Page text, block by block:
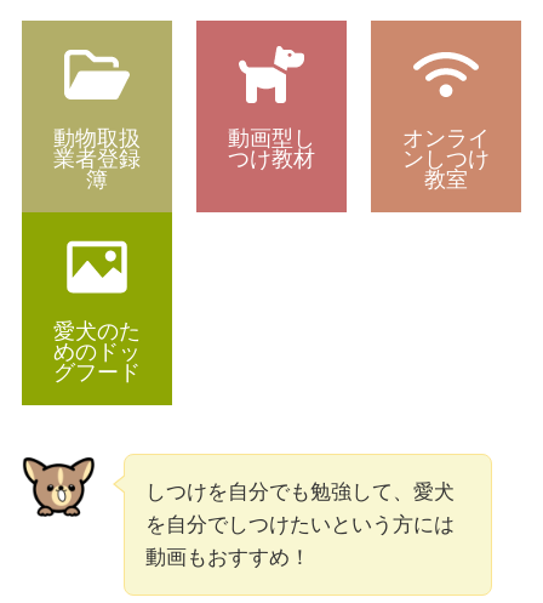
動物取扱
業者登録
簿
動画型し
つけ教材
オンライ
ンしつけ
教室
愛犬のた
めのドッ
グフード
しつけを自分でも勉強して、愛犬
を自分でしつけたいという方には
動画もおすすめ！